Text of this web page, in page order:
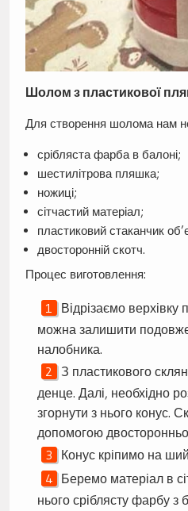
Шолом з пластикової
Для створення шолома нам
срібляста фарба в балоні;
шестилітрова пляшка;
ножиці;
сітчастий матеріал;
пластиковий стаканчик
двосторонній скотч.
Процес виготовлення:
Відрізаємо верхівку
можна залишити
налобника.
З пластикового
денце. Далі, необхідно
згорнути з нього конус.
допомогою
Конус кріпимо на
Беремо матеріал в
нього сріблясту фарбу з